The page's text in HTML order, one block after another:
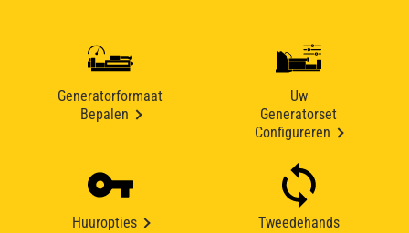
Generatorformaat
Bepalen
Uw
Generatorset
Configureren
Huuropties
Tweedehands